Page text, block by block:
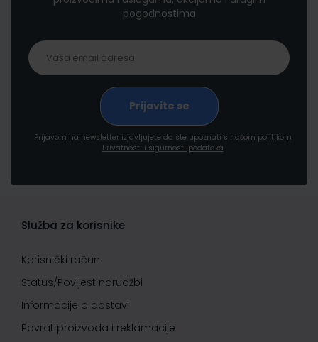
pogodnostima
Prijavom na newsletter izjavljujete da ste upoznati s našom politikom
Privatnosti i sigurnosti podataka
Služba za korisnike
Korisnički račun
Status/Povijest narudžbi
Informacije o dostavi
Povrat proizvoda i reklamacije